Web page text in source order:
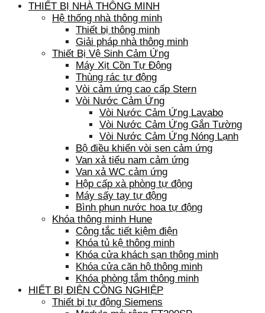
THIẾT BỊ NHÀ THÔNG MINH
Hệ thống nhà thông minh
Thiết bị thông minh
Giải pháp nhà thông minh
Thiết Bị Vệ Sinh Cảm Ứng
Máy Xịt Cồn Tự Động
Thùng rác tự động
Vòi cảm ứng cao cấp Stern
Vòi Nước Cảm Ứng
Vòi Nước Cảm Ứng Lavabo
Vòi Nước Cảm Ứng Gắn Tường
Vòi Nước Cảm Ứng Nóng Lạnh
Bộ điều khiển vòi sen cảm ứng
Van xả tiểu nam cảm ứng
Van xả WC cảm ứng
Hộp cấp xà phòng tự động
Máy sấy tay tự động
Bình phun nước hoa tự động
Khóa thông minh Hune
Công tắc tiết kiệm điện
Khóa tủ kệ thông minh
Khóa cửa khách sạn thông minh
Khóa cửa căn hộ thông minh
Khóa phòng tắm thông minh
HIẾT BỊ ĐIỆN CÔNG NGHIỆP
Thiết bị tự động Siemens